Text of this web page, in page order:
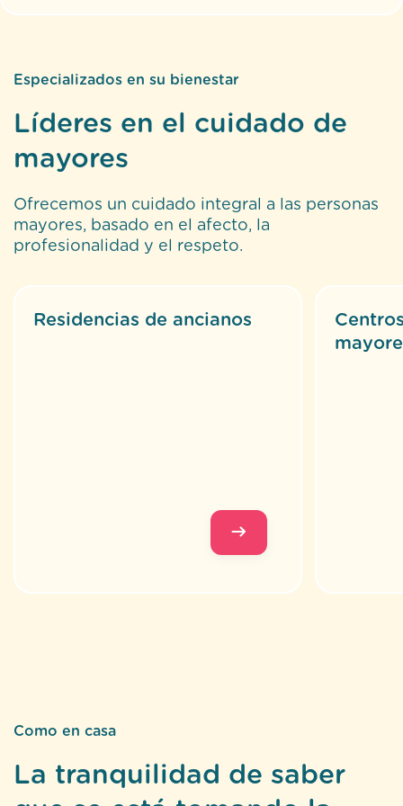
Especializados en su bienestar
Líderes en el cuidado de
mayores
Ofrecemos un cuidado integral a las personas
mayores, basado en el afecto, la
profesionalidad y el respeto.
Residencias de ancianos
Como en casa
La tranquilidad de saber